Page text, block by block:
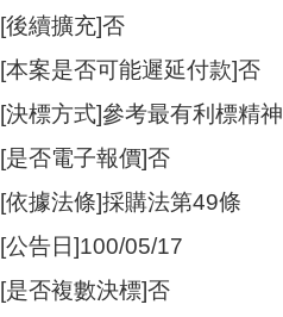
[後續擴充]否
[本案是否可能遲延付款]否
[決標方式]參考最有利標精神
[是否電子報價]否
[依據法條]採購法第49條
[公告日]100/05/17
[是否複數決標]否